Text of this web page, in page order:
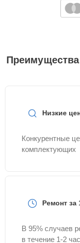
Низкие
Конкурентные
комплектующих
Ремонт за
В 95% случаев
в течение 1-2